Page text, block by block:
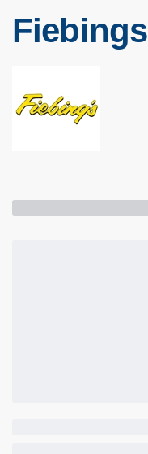
Fiebings